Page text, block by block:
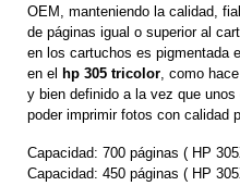
OEM, manteniendo la calidad,
de páginas igual o superior al
en los cartuchos es pigmentada
en el hp 305 tricolor , como
y bien definido a la vez que
poder imprimir fotos con calidad
Capacidad: 700 páginas ( HP
Capacidad: 450 páginas ( HP